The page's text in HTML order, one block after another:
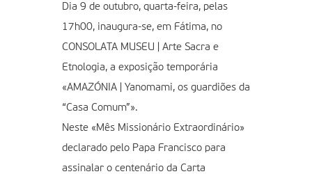
Dia 9 de outubro, quarta-feira, pelas
17h00, inaugura-se, em Fátima, no
CONSOLATA MUSEU | Arte Sacra e
Etnologia, a exposição temporária
«AMAZÓNIA | Yanomami, os guardiões da
“Casa Comum”».
Neste «Mês Missionário Extraordinário»
declarado pelo Papa Francisco para
assinalar o centenário da Carta